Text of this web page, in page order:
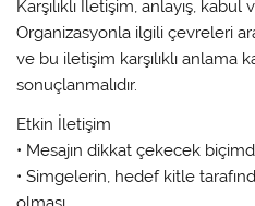
Karşılıklı İletişim, anlayış, kabul
Organizasyonla ilgili çevreleri
ve bu iletişim karşılıklı anlama
sonuçlanmalıdır.
Etkin İletişim
• Mesajın dikkat çekecek
• Simgelerin, hedef kitle